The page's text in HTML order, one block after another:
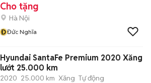
Cho tặng
Hà Nội
ĐĐức Nghĩa
Hyundai SantaFe Premium 2020 Xăng
lướt 25.000 km
2020 25.000 km Xăng Tự động